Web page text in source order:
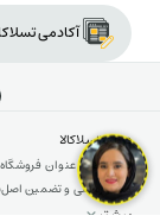
آکادمی
درباره تسلاکالا
تسلاکالا به عنوان
مشاوره فنی و تضمین
ورود به سایت تسلاکالا با
بیشتر